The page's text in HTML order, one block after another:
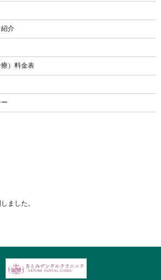
介
）料金表
ました。